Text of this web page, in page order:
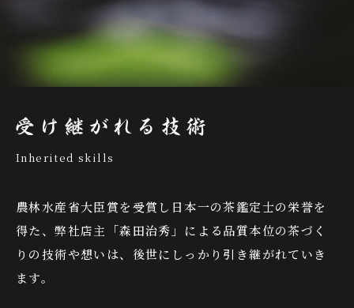
Inherited skills
農林水産省大臣賞を受賞し日本一の茶鑑定士の栄誉を
得た、弊社店主「森田治秀」による品質本位の茶づく
りの技術や想いは、後世にしっかり引き継がれていき
ます。